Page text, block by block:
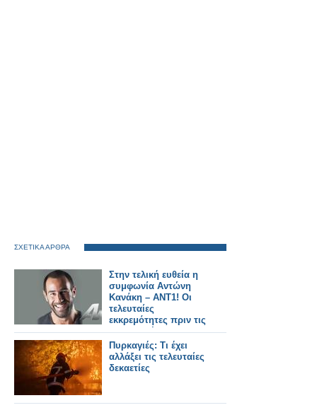
ΣΧΕΤΙΚΑ ΑΡΘΡΑ
Στην τελική ευθεία η
συμφωνία Αντώνη
Κανάκη – ΑΝΤ1! Οι
τελευταίες
εκκρεμότητες πριν τις
υπογραφές...
Πυρκαγιές: Τι έχει
αλλάξει τις τελευταίες
δεκαετίες